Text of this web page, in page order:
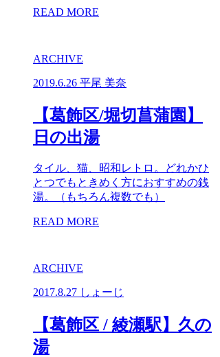
READ MORE
ARCHIVE
2019.6.26 平尾 美奈
【葛飾区/堀切菖蒲園】
日の出湯
タイル、猫、昭和レトロ。どれかひ
とつでもときめく方におすすめの銭
湯。（もちろん複数でも）
READ MORE
ARCHIVE
2017.8.27 しょーじ
【葛飾区 / 綾瀬駅】久の
湯